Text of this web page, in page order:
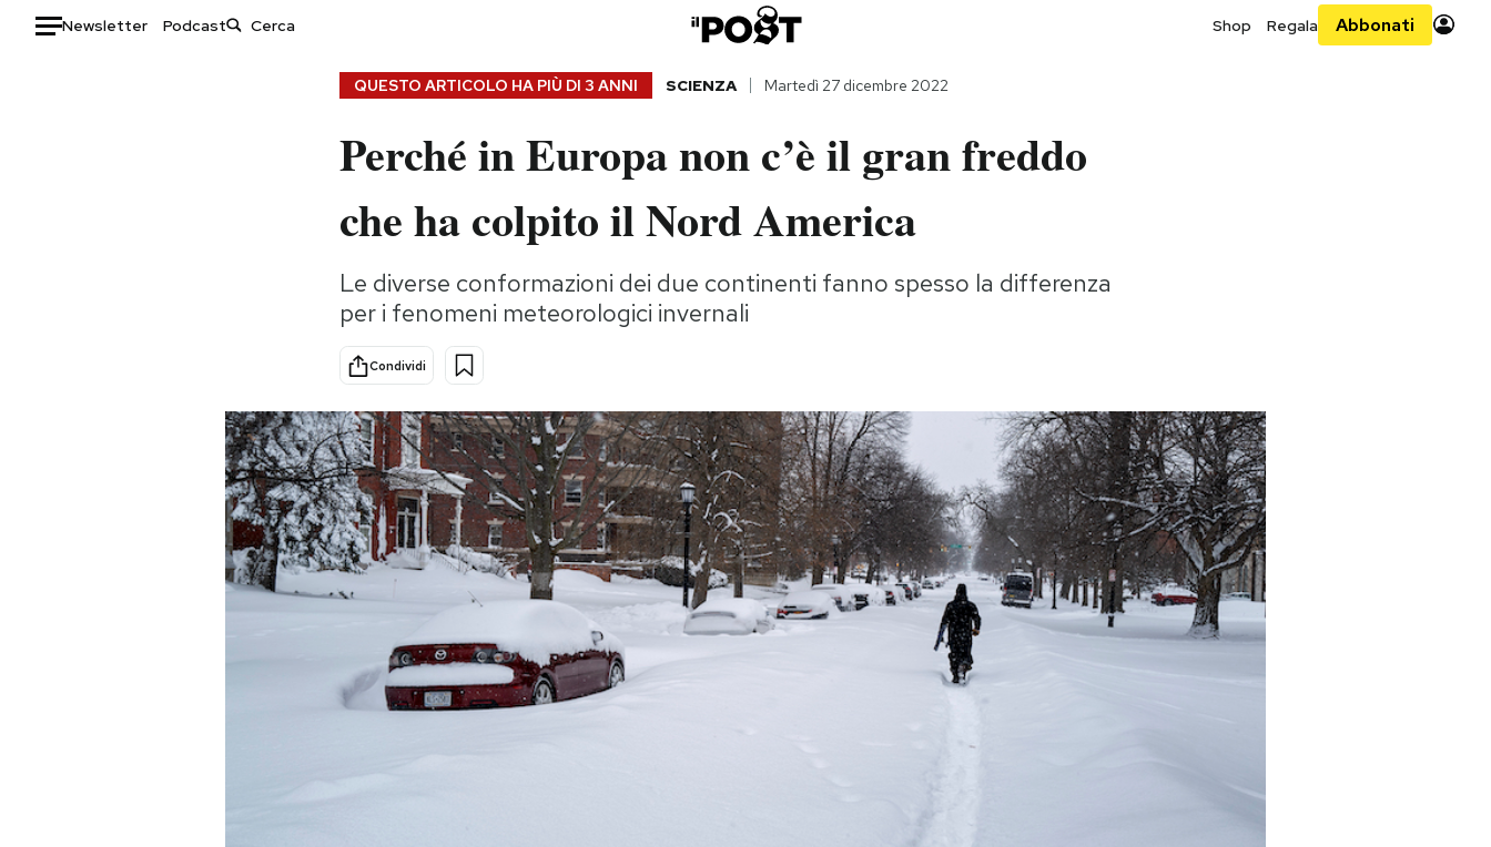
Newsletter Podcast Shop Regala Abbonati
Storie/Idee
Ok Boomer!
Altrecose
Mondiali calcio 2026
QUESTO ARTICOLO HA PIÙ DI 3 ANNI SCIENZA Martedì 27 dicembre 2022
Perché in Europa non c’è il gran freddo
che ha colpito il Nord America
Le diverse conformazioni dei due continenti fanno spesso la differenza
per i fenomeni meteorologici invernali
Condividi